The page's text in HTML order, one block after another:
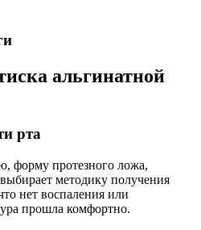
альгинатной
рта
форму протезного ложа,
методику получения
нет воспаления или
прошла комфортно.